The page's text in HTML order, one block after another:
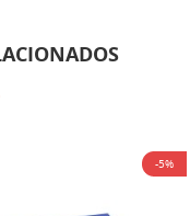
-5%